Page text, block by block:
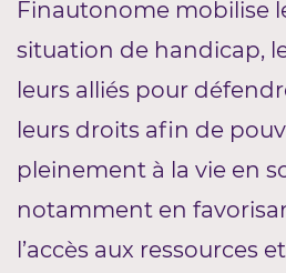
Finautonome mobilise
situation de handicap,
leurs alliés pour
leurs droits afin de
pleinement à la vie en
notamment en
l’accès aux ressources